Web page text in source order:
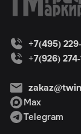
+7(495)
+7(926)
Max
Telegram